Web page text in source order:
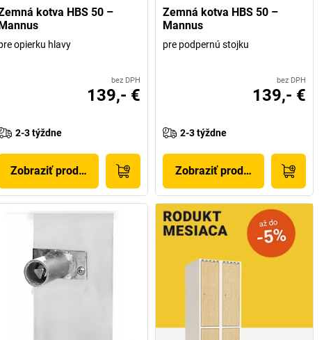
kotva HBS 50 –
opierku hlavy
bez DPH
139,- €
2-3 týždne
Zobraziť produkt
Zemná kotva HBS 50 –
Mannus
pre podpernú stojku
bez DPH
139,- €
2-3 týždne
Zobraziť produkt